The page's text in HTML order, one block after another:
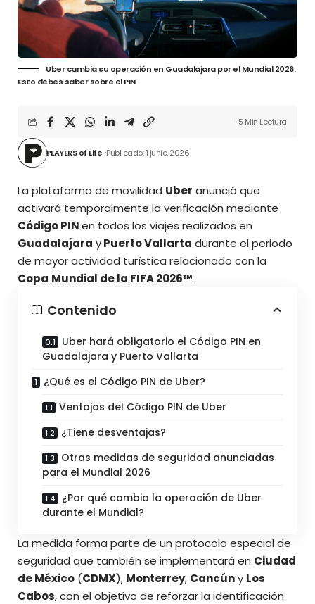
Uber cambia su operación en Guadalajara por el Mundial 2026:
Esto debes saber sobre el PIN
PLAYERS of Life Publicado: 1 junio, 2026
5 Min Lectura
La plataforma de movilidad Uber anunció que
activará temporalmente la verificación mediante
Código PINen todos los viajes realizados en
Guadalajara yPuerto Vallarta durante el periodo
de mayor actividad turística relacionado con la
Copa Mundial de la FIFA 2026™.
Contenido
Uber hará obligatorio el Código PIN en
Guadalajara y Puerto Vallarta
¿Qué es el Código PIN de Uber?
Ventajas del Código PIN de Uber
¿Tiene desventajas?
Otras medidas de seguridad anunciadas
para el Mundial 2026
¿Por qué cambia la operación de Uber
durante el Mundial?
La medida forma parte de un protocolo especial de
seguridad que también se implementará en Ciudad
de México (CDMX), Monterrey, Cancúny Los
Cabos, con el objetivo de reforzar la identificación